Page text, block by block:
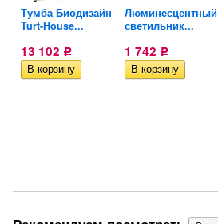
Тумба Биодизайн
Turt-House...
13 102 Р
Люминесцентный
светильник...
1 742 Р